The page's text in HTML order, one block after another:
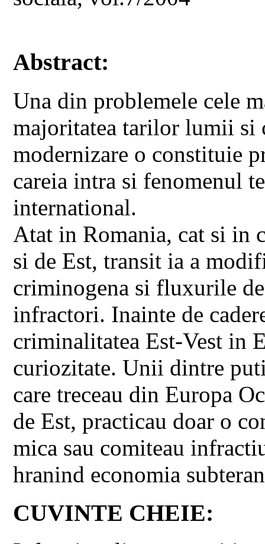
Abstract:
Una din problemele cele
majoritatea tarilor lumii si
modernizare o constituie
careia intra si fenomenul
international.
Atat in Romania, cat si in
si de Est, transit ia a
criminogena si fluxurile
infractori. Inainte de
criminalitatea Est-Vest in
curiozitate. Unii dintre
care treceau din Europa
de Est, practicau doar o
mica sau comiteau
hranind economia
CUVINTE CHEIE: